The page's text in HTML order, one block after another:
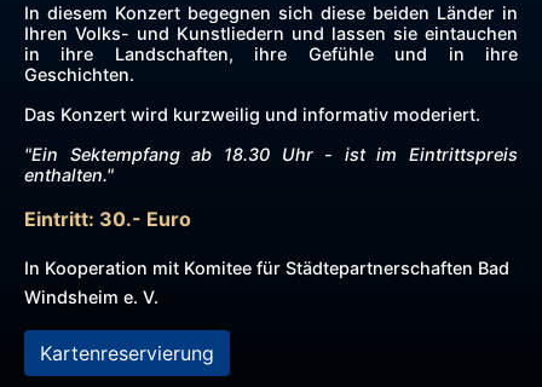
In diesem Konzert begegnen sich diese beiden Länder in
Ihren Volks- und Kunstliedern und lassen sie eintauchen
in ihre Landschaften, ihre Gefühle und in ihre
Geschichten.
Das Konzert wird kurzweilig und informativ moderiert.
"Ein Sektempfang ab 18.30 Uhr - ist im Eintrittspreis
enthalten."
Eintritt: 30.- Euro
In Kooperation mit Komitee für Städtepartnerschaften Bad
Windsheim e. V.
Kartenreservierung